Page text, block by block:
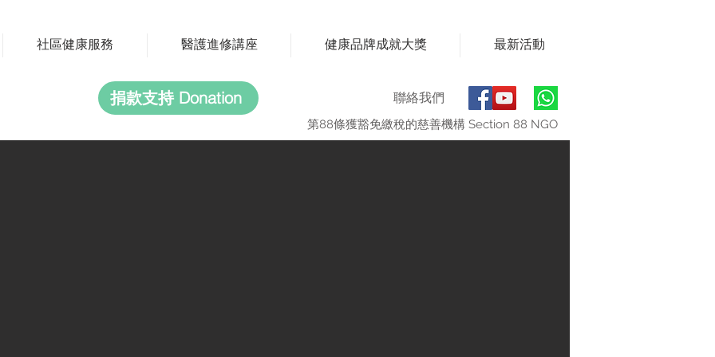
社區健康服務 醫護進修講座 健康品牌成就大獎 最新活動
捐款支持 Donation 聯絡我們
第88條獲豁免繳稅的慈善機構 Section 88 NGO